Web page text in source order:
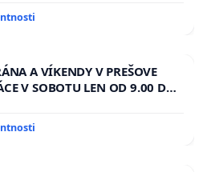
A VÍKENDY V PREŠOVE
V SOBOTU LEN OD 9.00 DO
TÝŽDEŇ CIEĽ 8.00 – 18.00